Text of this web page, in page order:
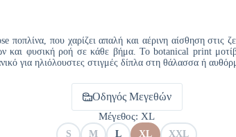
που χαρίζει απαλή και αέρινη αίσθηση
και φυσική ροή σε κάθε βήμα. Το botanical print
για ηλιόλουστες στιγμές δίπλα στη θάλασσα ή
Οδηγός Μεγεθών
Μέγεθος: XL
S M L XL XXL